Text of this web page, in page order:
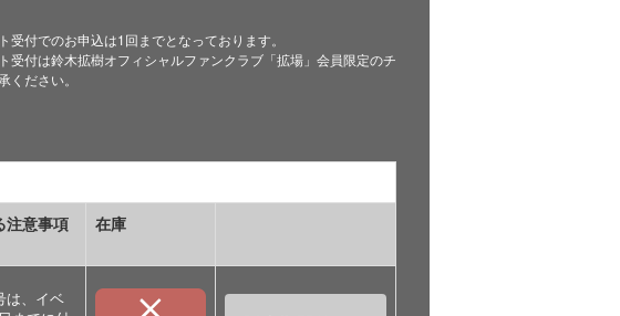
付でのお申込は1回までとなっております。
受付は鈴木拡樹オフィシャルファンクラブ「拡場」会員限定のチ
ださい。
注意事項 在庫
は、イベ